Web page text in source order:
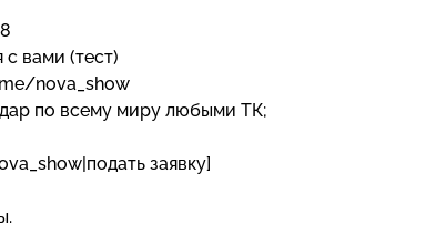
вами (тест)
nova_show
по всему миру любыми ТК;
заявку]